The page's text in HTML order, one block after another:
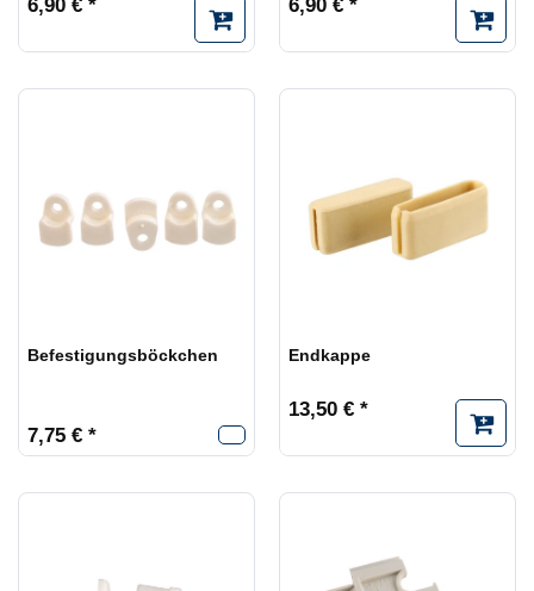
6,90 € * 6,90 € *
Befestigungsböckchen
7,75 € *
Endkappe
13,50 € *